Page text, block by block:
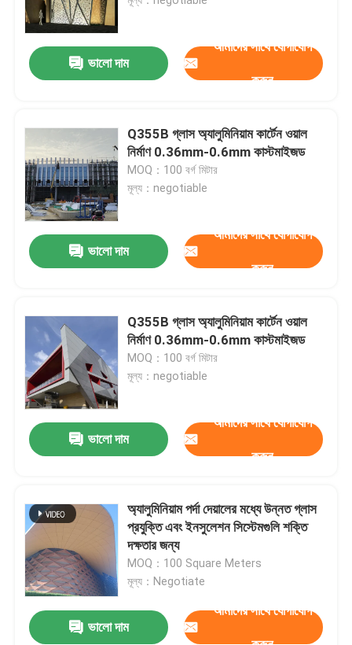
ভালো দাম
আমাদের সাথে যোগাযোগ
করুন
Q355B গ্লাস অ্যালুমিনিয়াম কার্টেন ওয়াল
নির্মাণ 0.36mm-0.6mm কাস্টমাইজড
MOQ：100 বর্গ মিটার
মূল্য：negotiable
ভালো দাম
আমাদের সাথে যোগাযোগ
করুন
Q355B গ্লাস অ্যালুমিনিয়াম কার্টেন ওয়াল
নির্মাণ 0.36mm-0.6mm কাস্টমাইজড
MOQ：100 বর্গ মিটার
মূল্য：negotiable
ভালো দাম
আমাদের সাথে যোগাযোগ
করুন
অ্যালুমিনিয়াম পর্দা দেয়ালের মধ্যে উন্নত গ্লাস
প্রযুক্তি এবং ইনসুলেশন সিস্টেমগুলি শক্তি
দক্ষতার জন্য
MOQ：100 Square Meters
মূল্য：Negotiate
ভালো দাম
আমাদের সাথে যোগাযোগ